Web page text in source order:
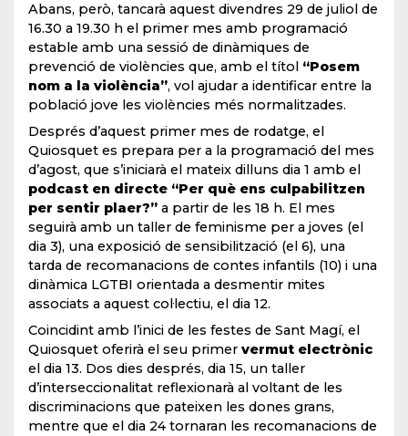
Abans, però, tancarà aquest divendres 29 de juliol de
16.30 a 19.30 h el primer mes amb programació
estable amb una sessió de dinàmiques de
prevenció de violències que, amb el títol “Posem
nom a la violència”, vol ajudar a identificar entre la
població jove les violències més normalitzades.
Després d’aquest primer mes de rodatge, el
Quiosquet es prepara per a la programació del mes
d’agost, que s’iniciarà el mateix dilluns dia 1 amb el
podcast en directe “Per què ens culpabilitzen
per sentir plaer?” a partir de les 18 h. El mes
seguirà amb un taller de feminisme per a joves (el
dia 3), una exposició de sensibilització (el 6), una
tarda de recomanacions de contes infantils (10) i una
dinàmica LGTBI orientada a desmentir mites
associats a aquest col·lectiu, el dia 12.
Coincidint amb l’inici de les festes de Sant Magí, el
Quiosquet oferirà el seu primer vermut electrònic
el dia 13. Dos dies després, dia 15, un taller
d’interseccionalitat reflexionarà al voltant de les
discriminacions que pateixen les dones grans,
mentre que el dia 24 tornaran les recomanacions de